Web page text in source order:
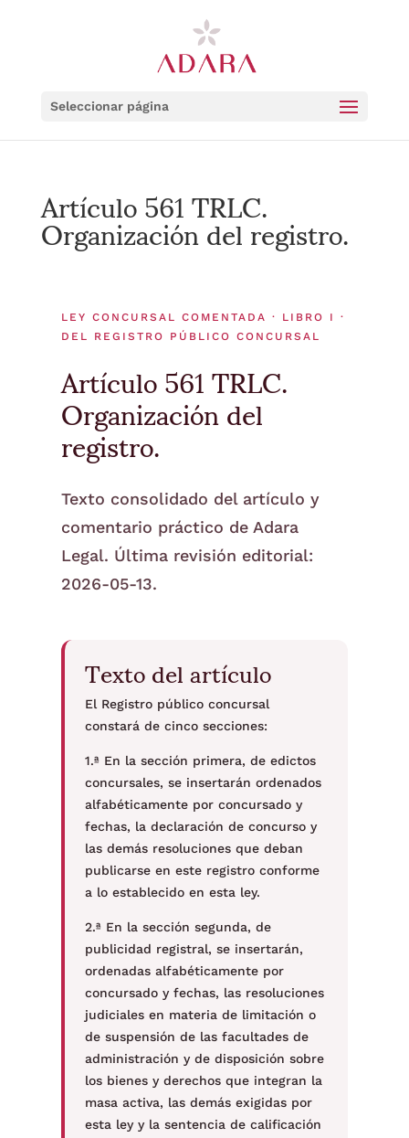
Seleccionar página
Artículo 561 TRLC.
Organización del registro.
LEY CONCURSAL COMENTADA · LIBRO I ·
DEL REGISTRO PÚBLICO CONCURSAL
Artículo 561 TRLC.
Organización del
registro.
Texto consolidado del artículo y
comentario práctico de Adara
Legal. Última revisión editorial:
2026-05-13.
Texto del artículo
El Registro público concursal
constará de cinco secciones:
1.ª En la sección primera, de edictos
concursales, se insertarán ordenados
alfabéticamente por concursado y
fechas, la declaración de concurso y
las demás resoluciones que deban
publicarse en este registro conforme
a lo establecido en esta ley.
2.ª En la sección segunda, de
publicidad registral, se insertarán,
ordenadas alfabéticamente por
concursado y fechas, las resoluciones
judiciales en materia de limitación o
de suspensión de las facultades de
administración y de disposición sobre
los bienes y derechos que integran la
masa activa, las demás exigidas por
esta ley y la sentencia de calificación